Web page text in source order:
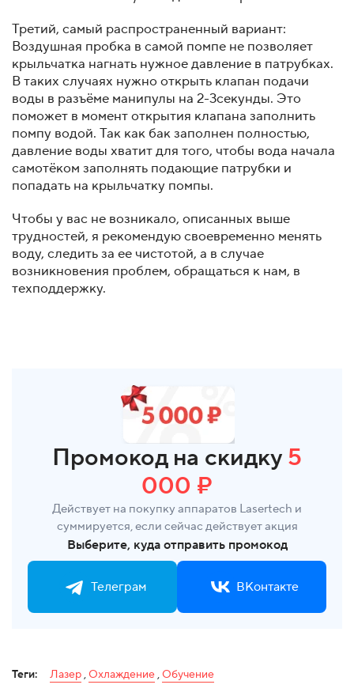
Третий, самый распространенный вариант:
Воздушная пробка в самой помпе не позволяет
крыльчатка нагнать нужное давление в патрубках.
В таких случаях нужно открыть клапан подачи
воды в разъёме манипулы на 2-3секунды. Это
поможет в момент открытия клапана заполнить
помпу водой. Так как бак заполнен полностью,
давление воды хватит для того, чтобы вода начала
самотёком заполнять подающие патрубки и
попадать на крыльчатку помпы.
Чтобы у вас не возникало, описанных выше
трудностей, я рекомендую своевременно менять
воду, следить за ее чистотой, а в случае
возникновения проблем, обращаться к нам, в
техподдержку.
Промокод на скидку 5
000 ₽
Действует на покупку аппаратов Lasertech и
суммируется, если сейчас действует акция
Выберите, куда отправить промокод
Телеграм ВКонтакте
Теги: Лазер,Охлаждение,Обучение